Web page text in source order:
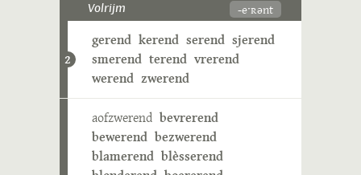
Volrijm -eˑʀənt
2
gerend kerend serend sjerend
smerend terend vrerend
werend zwerend
aofzwerend bevrerend
bewerend bezwerend
blamerend blèsserend